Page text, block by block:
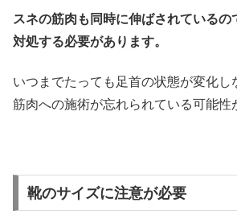
スネの筋肉も同時に伸ばされているの
対処する必要があります。
いつまでたっても足首の状態が変化し
筋肉への施術が忘れられている可能性
靴のサイズに注意が必要